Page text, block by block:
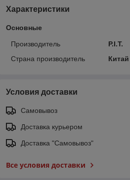
Характеристики
Основные
Производитель
P.I.T.
Страна производитель
Китай
Условия доставки
Самовывоз
Доставка курьером
Доставка "Самовывоз"
Все условия доставки